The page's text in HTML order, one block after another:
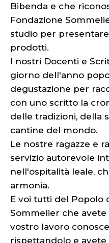
Bibenda e che
Fondazione
studio per
prodotti.
I nostri Docenti e
giorno dell'anno
degustazione per
con uno scritto la
delle tradizioni, della
cantine del mondo.
Le nostre ragazze e
servizio autorevole
nell'ospitalità leale,
armonia.
E voi tutti del Popolo
Sommelier che
vostro lavoro
rispettandolo e